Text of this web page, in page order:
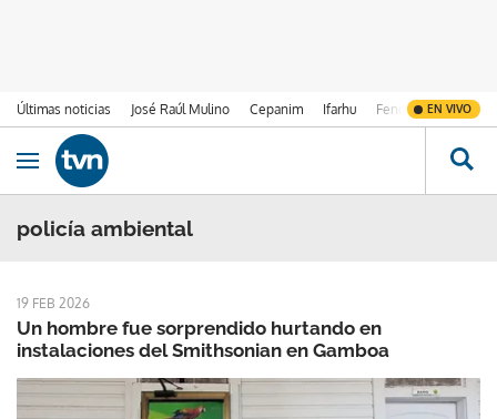
Últimas noticias José Raúl Mulino Cepanim Ifarhu Fenómeno de El
EN VIVO
Ir al contenido
Obrir navegació
policía ambiental
19 FEB 2026
Un hombre fue sorprendido hurtando en
instalaciones del Smithsonian en Gamboa